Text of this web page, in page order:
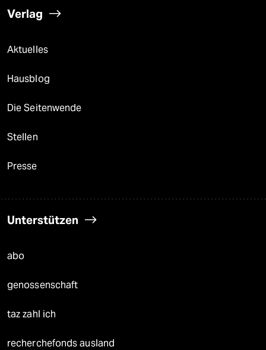
Verlag
Aktuelles
Hausblog
Die Seitenwende
Stellen
Presse
Unterstützen
abo
genossenschaft
taz zahl ich
recherchefonds ausland